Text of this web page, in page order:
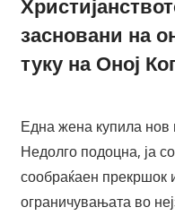
засновани на
туку на Оној
Една жена купила нов
Недолго подоцна, ја
сообраќаен прекршок
ограничувањата во